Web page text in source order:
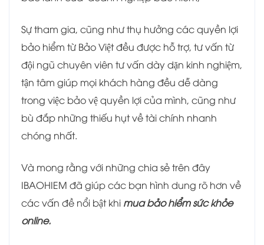
Sự tham gia, cũng như thụ hưởng các quyền lợi
bảo hiểm từ Bảo Việt đều được hỗ trợ, tư vấn từ
đội ngũ chuyên viên tư vấn dày dặn kinh nghiệm,
tận tâm giúp mọi khách hàng đều dễ dàng
trong việc bảo vệ quyền lợi của mình, cũng như
bù đắp những thiếu hụt về tài chính nhanh
chóng nhất.
Và mong rằng với những chia sẻ trên đây
IBAOHIEM đã giúp các bạn hình dung rõ hơn về
các vấn đề nổi bật khi mua bảo hiểm sức khỏe
online.